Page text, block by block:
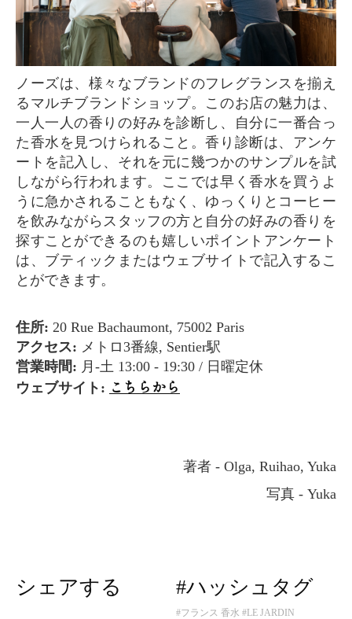
ノーズは、様々なブランドのフレグランスを揃え
るマルチブランドショップ。このお店の魅力は、
一人一人の香りの好みを診断し、自分に一番合っ
た香水を見つけられること。香り診断は、アンケ
ートを記入し、それを元に幾つかのサンプルを試
しながら行われます。ここでは早く香水を買うよ
うに急かされることもなく、ゆっくりとコーヒー
を飲みながらスタッフの方と自分の好みの香りを
探すことができるのも嬉しいポイントアンケート
は、ブティックまたはウェブサイトで記入するこ
とができます。
住所: 20 Rue Bachaumont, 75002 Paris
アクセス: メトロ3番線, Sentier駅
営業時間: 月-土 13:00 - 19:30 / 日曜定休
ウェブサイト: こちらから
著者 - Olga, Ruihao, Yuka
写真 - Yuka
シェアする #ハッシュタグ
#フランス 香水 #LE JARDIN